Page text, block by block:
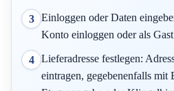
3
Einloggen oder Daten
Konto einloggen oder als
4
Lieferadresse festlegen:
eintragen, gegebenenfalls mit